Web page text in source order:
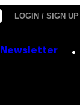
LOGIN / SIGN UP
Newsletter